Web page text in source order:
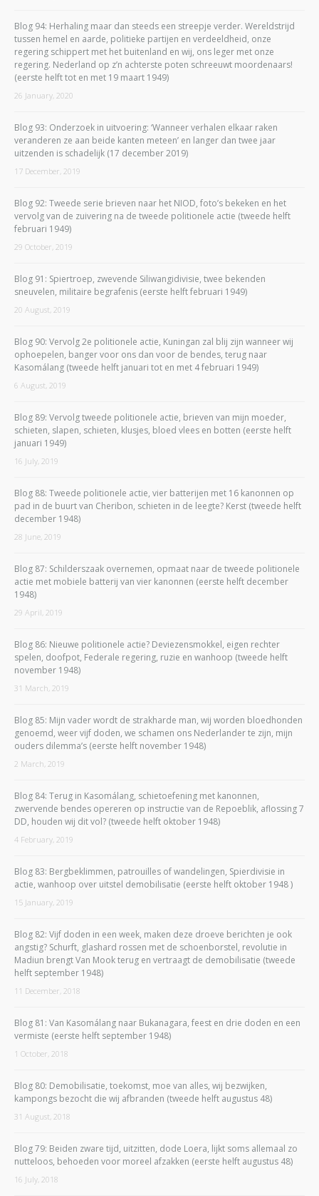
Blog 94: Herhaling maar dan steeds een streepje verder. Wereldstrijd
tussen hemel en aarde, politieke partijen en verdeeldheid, onze
regering schippert met het buitenland en wij, ons leger met onze
regering. Nederland op z’n achterste poten schreeuwt moordenaars!
(eerste helft tot en met 19 maart 1949)
26 January, 2020
Blog 93: Onderzoek in uitvoering: ‘Wanneer verhalen elkaar raken
veranderen ze aan beide kanten meteen’ en langer dan twee jaar
uitzenden is schadelijk (17 december 2019)
17 December, 2019
Blog 92: Tweede serie brieven naar het NIOD, foto’s bekeken en het
vervolg van de zuivering na de tweede politionele actie (tweede helft
februari 1949)
29 October, 2019
Blog 91: Spiertroep, zwevende Siliwangidivisie, twee bekenden
sneuvelen, militaire begrafenis (eerste helft februari 1949)
20 August, 2019
Blog 90: Vervolg 2e politionele actie, Kuningan zal blij zijn wanneer wij
ophoepelen, banger voor ons dan voor de bendes, terug naar
Kasomálang (tweede helft januari tot en met 4 februari 1949)
6 August, 2019
Blog 89: Vervolg tweede politionele actie, brieven van mijn moeder,
schieten, slapen, schieten, klusjes, bloed vlees en botten (eerste helft
januari 1949)
16 July, 2019
Blog 88: Tweede politionele actie, vier batterijen met 16 kanonnen op
pad in de buurt van Cheribon, schieten in de leegte? Kerst (tweede helft
december 1948)
28 June, 2019
Blog 87: Schilderszaak overnemen, opmaat naar de tweede politionele
actie met mobiele batterij van vier kanonnen (eerste helft december
1948)
29 April, 2019
Blog 86: Nieuwe politionele actie? Deviezensmokkel, eigen rechter
spelen, doofpot, Federale regering, ruzie en wanhoop (tweede helft
november 1948)
31 March, 2019
Blog 85: Mijn vader wordt de strakharde man, wij worden bloedhonden
genoemd, weer vijf doden, we schamen ons Nederlander te zijn, mijn
ouders dilemma’s (eerste helft november 1948)
2 March, 2019
Blog 84: Terug in Kasomálang, schietoefening met kanonnen,
zwervende bendes opereren op instructie van de Repoeblik, aflossing 7
DD, houden wij dit vol? (tweede helft oktober 1948)
4 February, 2019
Blog 83: Bergbeklimmen, patrouilles of wandelingen, Spierdivisie in
actie, wanhoop over uitstel demobilisatie (eerste helft oktober 1948 )
15 January, 2019
Blog 82: Vijf doden in een week, maken deze droeve berichten je ook
angstig? Schurft, glashard rossen met de schoenborstel, revolutie in
Madiun brengt Van Mook terug en vertraagt de demobilisatie (tweede
helft september 1948)
11 December, 2018
Blog 81: Van Kasomálang naar Bukanagara, feest en drie doden en een
vermiste (eerste helft september 1948)
1 October, 2018
Blog 80: Demobilisatie, toekomst, moe van alles, wij bezwijken,
kampongs bezocht die wij afbranden (tweede helft augustus 48)
31 August, 2018
Blog 79: Beiden zware tijd, uitzitten, dode Loera, lijkt soms allemaal zo
nutteloos, behoeden voor moreel afzakken (eerste helft augustus 48)
16 July, 2018